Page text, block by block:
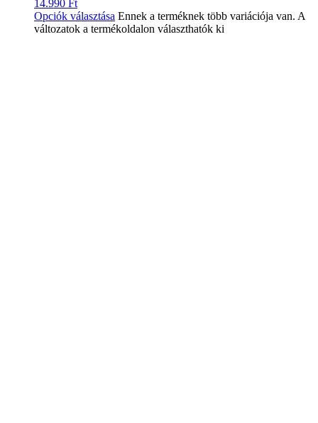
14.990 Ft
Opciók választása Ennek a terméknek több variációja van. A
változatok a termékoldalon választhatók ki